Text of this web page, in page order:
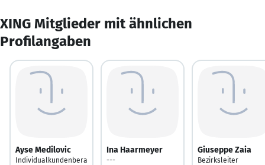
XING Mitglieder mit ähnlichen
Profilangaben
Ayse Medilovic
Individualkundenbera
Ina Haarmeyer
---
Giuseppe Zaia
Bezirksleiter